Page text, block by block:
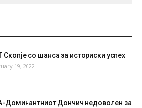
Скопје со шанса за историски успех
19, 2022
Доминантниот Дончич недоволен за